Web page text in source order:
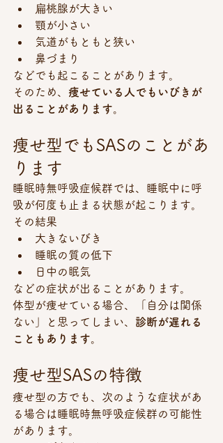
扁桃腺が大きい
顎が小さい
気道がもともと狭い
鼻づまり
などでも起こることがあります。
そのため、 痩せている人でもいびきが
出ることがあります。
痩せ型でもSASのことがあ
ります
睡眠時無呼吸症候群では、睡眠中に呼
吸が何度も止まる状態が起こります。
その結果
大きないびき
睡眠の質の低下
日中の眠気
などの症状が出ることがあります。
体型が痩せている場合、「自分は関係
ない」と思ってしまい、 診断が遅れる
こともあります。
痩せ型SASの特徴
痩せ型の方でも、次のような症状があ
る場合は睡眠時無呼吸症候群の可能性
があります。